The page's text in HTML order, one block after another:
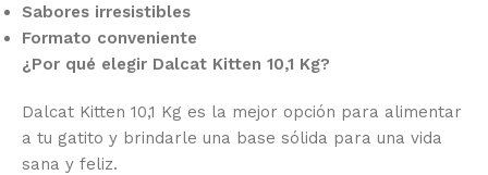
Sabores irresistibles
Formato conveniente
¿Por qué elegir Dalcat Kitten 10,1 Kg?
Dalcat Kitten 10,1 Kg es la mejor opción para alimentar
a tu gatito y brindarle una base sólida para una vida
sana y feliz.